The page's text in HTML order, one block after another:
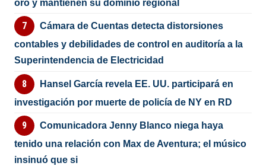
oro y mantienen su dominio regional
Cámara de Cuentas detecta distorsiones
contables y debilidades de control en auditoría a la
Superintendencia de Electricidad
Hansel García revela EE. UU. participará en
investigación por muerte de policía de NY en RD
Comunicadora Jenny Blanco niega haya
tenido una relación con Max de Aventura; el músico
insinuó que si